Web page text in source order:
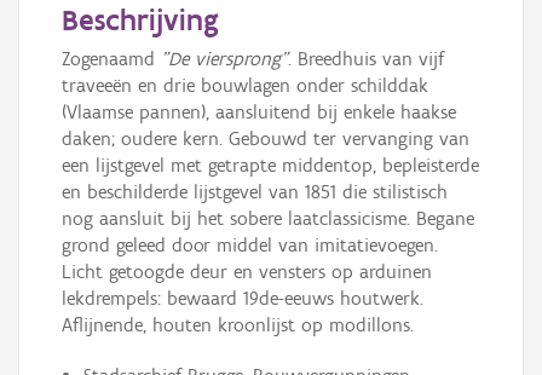
Beschrijving
Zogenaamd "De viersprong". Breedhuis van vijf
traveeën en drie bouwlagen onder schilddak
(Vlaamse pannen), aansluitend bij enkele haakse
daken; oudere kern. Gebouwd ter vervanging van
een lijstgevel met getrapte middentop, bepleisterde
en beschilderde lijstgevel van 1851 die stilistisch
nog aansluit bij het sobere laatclassicisme. Begane
grond geleed door middel van imitatievoegen.
Licht getoogde deur en vensters op arduinen
lekdrempels: bewaard 19de-eeuws houtwerk.
Aflijnende, houten kroonlijst op modillons.